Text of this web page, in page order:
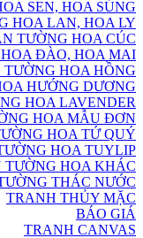
SEN, HOA SÚNG
HOA LAN, HOA LY
TƯỜNG HOA CÚC
ĐÀO, HOA MAI
HOA HỒNG
HƯỚNG DƯƠNG
HOA LAVENDER
HOA MẪU ĐƠN
HOA TỨ QUÝ
HOA TUYLIP
HOA KHÁC
THÁC NƯỚC
TRANH THỦY MẶC
BÁO GIÁ
TRANH CANVAS